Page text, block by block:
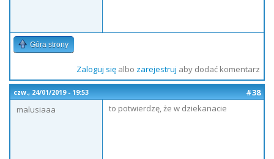
Góra strony
Zaloguj sięalbo zarejestruj aby dodać komentarz
czw., 24/01/2019 - 19:53
#38
malusiaaa
to potwierdzę, że w dziekanacie